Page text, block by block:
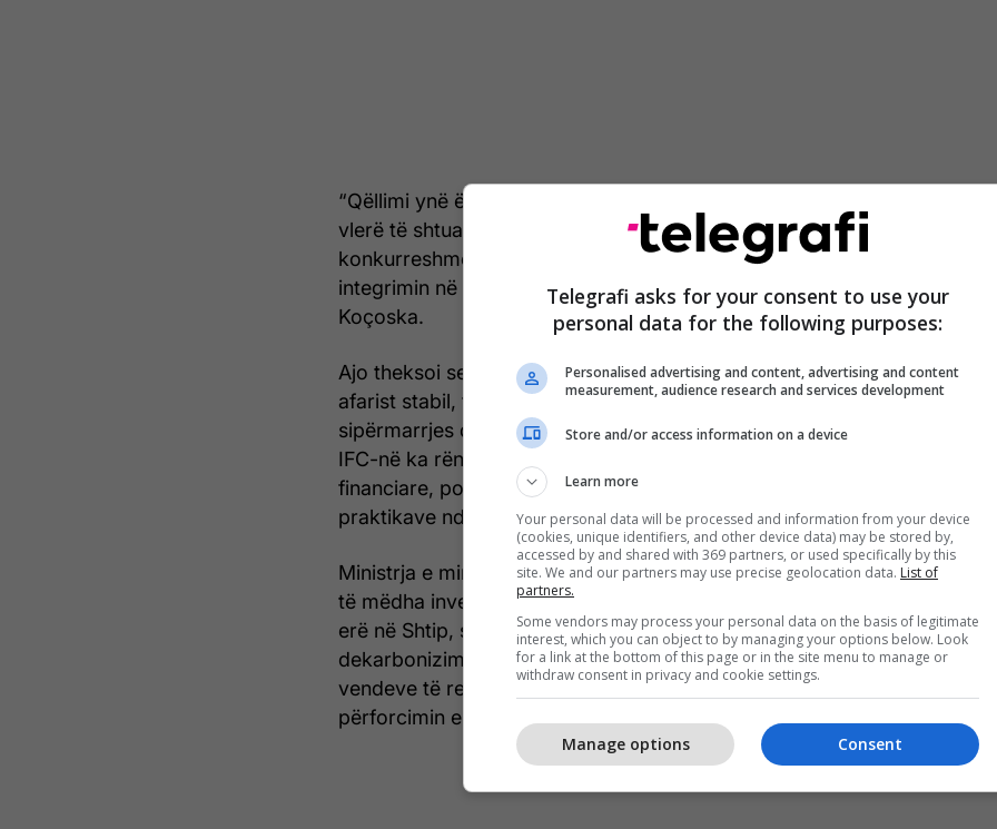
“Qëllimi ynë është në drejtim të përkrahjes së investimeve që krijojnë
vlerë të shtuar, hapjes së vendeve të reja të punës dhe rritjes së
konkurreshmërisë në tregjet ndërkombëtare, duke përfshirë edhe
integrimin në zinxhirët globalë të vlerës”, theksoi Dimitrieska-
Koçoska.
Ajo theksoi se Qeveria mbetet e përkushtuar ndaj krijimit të mjedisit
afarist stabil, të parashikueshëm dhe stimulues për investime,
sipërmarrjes dhe zhvillimit të qëndrueshëm, ndërsa partneriteti me
IFC-në ka rëndësi të veçantë, jo vetëm nga aspekti i përkrahjes
financiare, por edhe përmes ekspertizës dhe transferimit të
praktikave ndërkombëtare.
Ministrja e mirëpriti përkrahjen e IFC -së për realizimin e projekteve
të mëdha investuese, duke përfshirë edhe zhvillimin e turbinave me
erë në Shtip, si dhe investimet në modernizimin industrial dhe
dekarbonizimin, duke vlerësuar se ato kontribuojnë në hapjen e
vendeve të reja të punës, transferimin e teknologjive dhe
përforcimin e konkurrueshmërisë së ekonomisë vendase./Telegrafi/
Telegrafi asks for your consent to use your
personal data for the following purposes:
Personalised advertising and content, advertising and content
measurement, audience research and services development
Store and/or access information on a device
Learn more
Your personal data will be processed and information from your device
(cookies, unique identifiers, and other device data) may be stored by,
accessed by and shared with 369 partners, or used specifically by this
site. We and our partners may use precise geolocation data. List of
partners.
Some vendors may process your personal data on the basis of legitimate
interest, which you can object to by managing your options below. Look
for a link at the bottom of this page or in the site menu to manage or
withdraw consent in privacy and cookie settings.
Consent
Manage options